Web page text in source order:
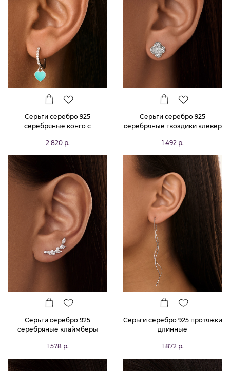
Серьги серебро 925
серебряные конго с
2 820 р.
Серьги серебро 925
серебряные гвоздики клевер
1 492 р.
Серьги серебро 925
серебряные клаймберы
1 578 р.
Серьги серебро 925 протяжки
длинные
1 872 р.